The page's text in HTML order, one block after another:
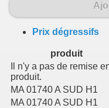
Prix dégressifs
produit
Il n'y a pas de remise
produit.
MA 01740 A SUD H1
MA 01740 A SUD H1